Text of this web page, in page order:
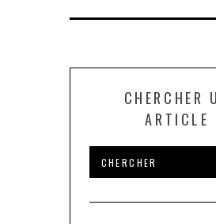
CHERCHER
ARTICLE